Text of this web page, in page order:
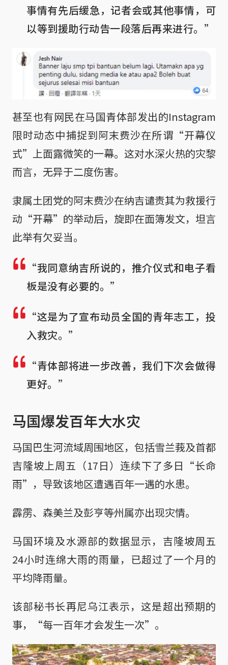
事情有先后缓急，记者会或其他事情，可
以等到援助行动告一段落后再来进行。”
甚至也有网民在马国青体部发出的Instagram
限时动态中捕捉到阿末费沙在所谓“开幕仪
式”上面露微笑的一幕。这对水深火热的灾黎
而言，无异于二度伤害。
隶属土团党的阿末费沙在纳吉谴责其为救援行
动“开幕”的举动后，旋即在面簿发文，坦言
此举有欠妥当。
“我同意纳吉所说的，推介仪式和电子看
板是没有必要的。”
“这是为了宣布动员全国的青年志工，投
入救灾。”
“青体部将进一步改善，我们下次会做得
更好。”
马国爆发百年大水灾
马国巴生河流域周围地区，包括雪兰莪及首都
吉隆坡上周五（17日）连续下了多日“长命
雨”，导致该地区遭遇百年一遇的水患。
霹雳、森美兰及彭亨等州属亦出现灾情。
马国环境及水源部的数据显示，吉隆坡周五
24小时连绵大雨的雨量，已超过了一个月的
平均降雨量。
该部秘书长再尼乌江表示，这是超出预期的
事，“每一百年才会发生一次”。